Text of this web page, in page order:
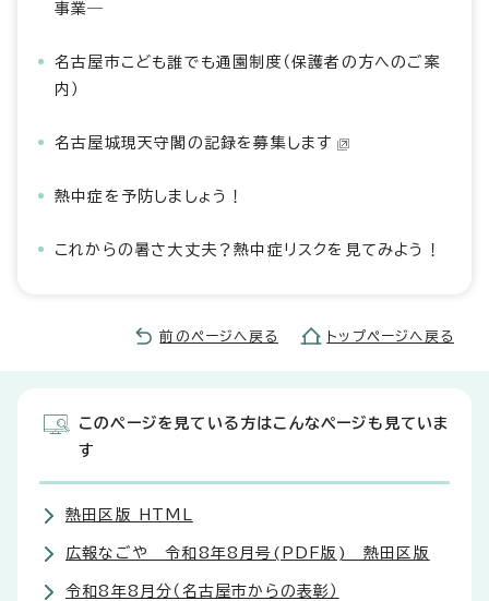
事業―
名古屋市こども誰でも通園制度（保護者の方へのご案
内）
名古屋城現天守閣の記録を募集します
熱中症を予防しましょう！
これからの暑さ大丈夫？熱中症リスクを見てみよう！
前のページへ戻る トップページへ戻る
このページを見ている方はこんなページも見ていま
す
熱田区版 HTML
広報なごや 令和8年8月号(PDF版) 熱田区版
令和8年8月分（名古屋市からの表彰）